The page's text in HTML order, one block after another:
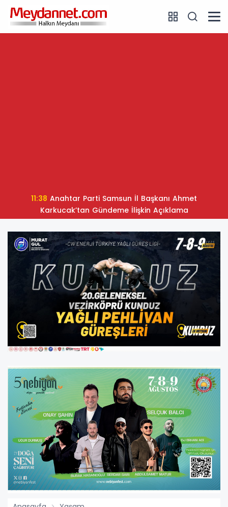
11:38
Karkucak’tan Gündeme İlişkin Açıklama